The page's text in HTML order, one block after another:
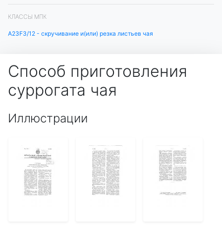
КЛАССЫ МПК
A23F3/12 - скручивание и(или) резка листьев чая
Способ приготовления
суррогата чая
Иллюстрации